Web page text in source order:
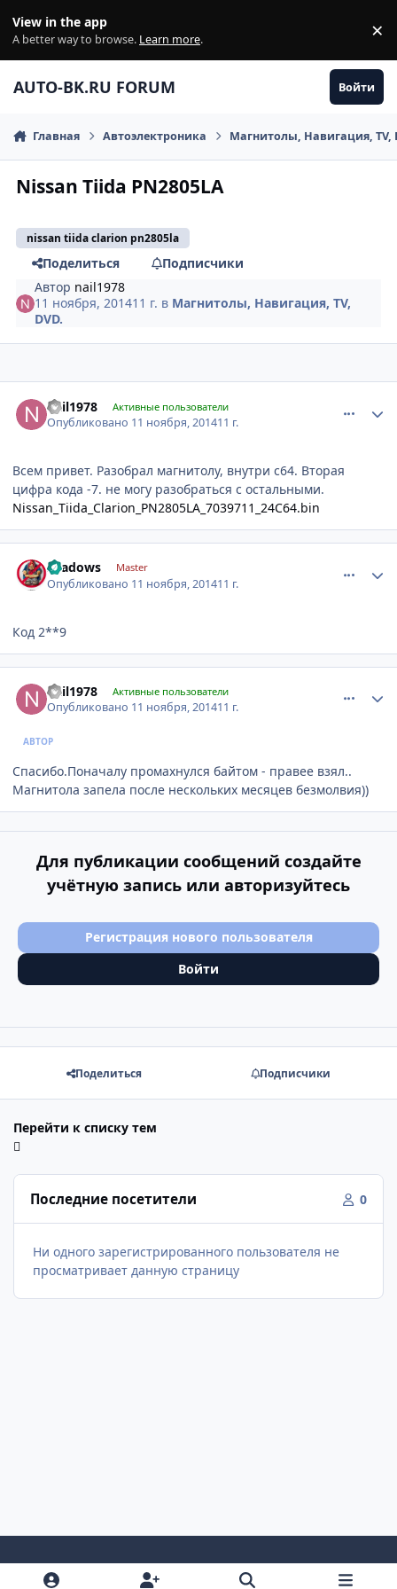
View in the app
A better way to browse. Learn more. ×
AUTO-BK.RU FORUM Войти
Главная Автоэлектроника Магнитолы, Навигация, TV,
Nissan Tiida PN2805LA
nissan tiida clarion pn2805la
Поделиться
Подписчики
Автор nail1978
11 ноября, 201411 г. в Магнитолы, Навигация, TV,
DVD.
nail1978 Активные пользователи
Опубликовано 11 ноября, 201411 г.
Всем привет. Разобрал магнитолу, внутри с64. Вторая
цифра кода -7. не могу разобраться с остальными.
Nissan_Tiida_Clarion_PN2805LA_7039711_24C64.bin
shadows Master
Опубликовано 11 ноября, 201411 г.
Код 2**9
nail1978 Активные пользователи
Опубликовано 11 ноября, 201411 г.
АВТОР
Спасибо.Поначалу промахнулся байтом - правее взял..
Магнитола запела после нескольких месяцев безмолвия))
Для публикации сообщений создайте
учётную запись или авторизуйтесь
Регистрация нового пользователя
Войти
Поделиться Подписчики
Перейти к списку тем
Последние посетители 0
Ни одного зарегистрированного пользователя не
просматривает данную страницу